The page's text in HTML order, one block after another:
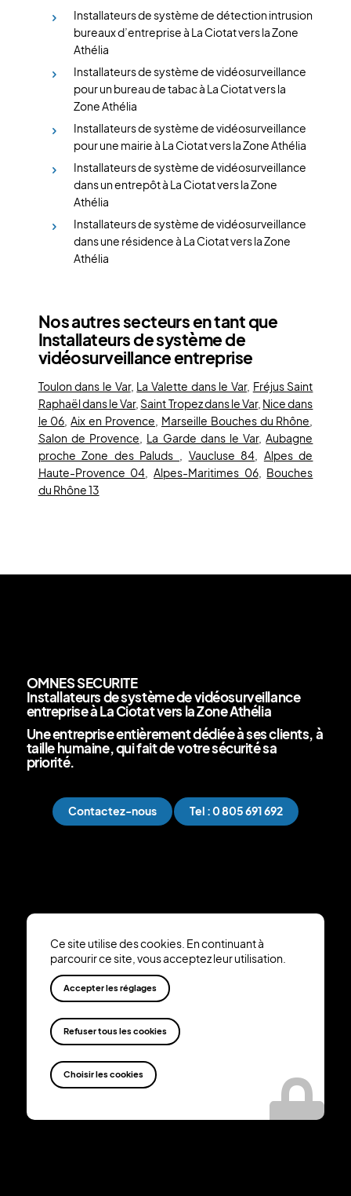
Installateurs de système de détection intrusion
bureaux d’entreprise à La Ciotat vers la Zone
Athélia
Installateurs de système de vidéosurveillance
pour un bureau de tabac à La Ciotat vers la
Zone Athélia
Installateurs de système de vidéosurveillance
pour une mairie à La Ciotat vers la Zone Athélia
Installateurs de système de vidéosurveillance
dans un entrepôt à La Ciotat vers la Zone
Athélia
Installateurs de système de vidéosurveillance
dans une résidence à La Ciotat vers la Zone
Athélia
Nos autres secteurs en tant que
Installateurs de système de
vidéosurveillance entreprise
Toulon dans le Var, La Valette dans le Var, Fréjus Saint
Raphaël dans le Var, Saint Tropez dans le Var, Nice dans
le 06 ,Aix en Provence Marseille Bouches du Rhône
Salon de Provence
La Garde dans le Var,Aubagne
proche Zone des Paluds
Vaucluse 84
Alpes de
Haute-Provence 04
Alpes-Maritimes 06, Bouches
du Rhône 13
OMNES SECURITE
Installateurs de système de vidéosurveillance
entreprise à La Ciotat vers la Zone Athélia
Une entreprise entièrement dédiée à ses clients, à
taille humaine, qui fait de votre sécurité sa
priorité.
Contactez-nous Tel : 0 805 691 692
Cybersécurité
Système de sécurité
Téléphonie VOIP & Matériel Informatique
Ce site utilise des cookies. En continuant à
parcourir ce site, vous acceptez leur utilisation.
Accepter les réglages
Refuser tous les cookies
Choisir les cookies